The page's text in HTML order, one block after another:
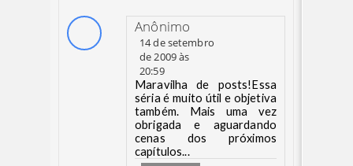
Anônimo
14 de setembro
de 2009 às
20:59
Maravilha de posts!Essa
séria é muito útil e objetiva
também. Mais uma vez
obrigada e aguardando
cenas dos próximos
capítulos...